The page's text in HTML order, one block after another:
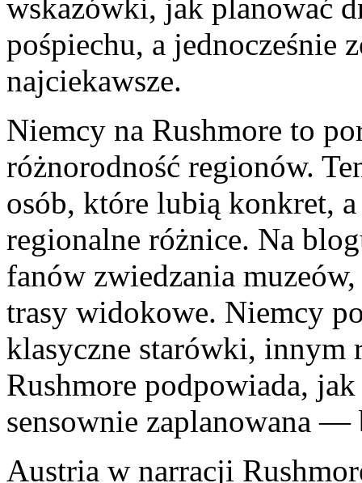
wskazówki, jak planować
pośpiechu, a jednocześnie
najciekawsze.
Niemcy na Rushmore to
różnorodność regionów.
osób, które lubią konkret,
regionalne różnice. Na
fanów zwiedzania
trasy widokowe. Niemcy
klasyczne starówki, innym
Rushmore podpowiada,
sensownie zaplanowana —
Austria w narracji